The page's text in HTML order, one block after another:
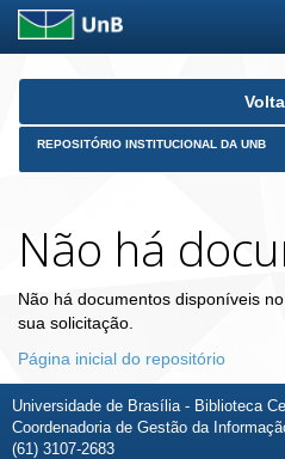
Skip
REPOSITÓRIO INSTITUCIONAL DA UNB
Não há
Não há documentos disponíveis
sua solicitação.
Página inicial do repositório
Universidade de Brasília - Biblioteca
Coordenadoria de Gestão da
(61) 3107-2683